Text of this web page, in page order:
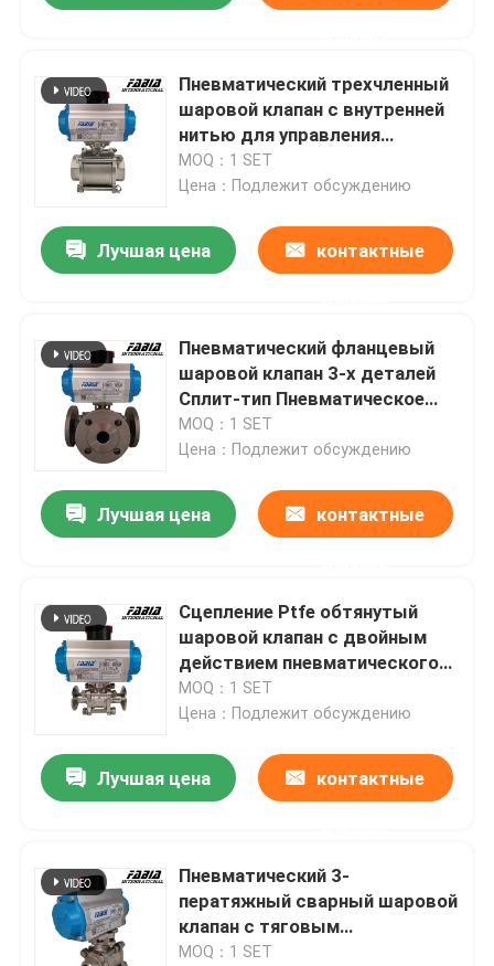
Пневматический трехчленный
шаровой клапан с внутренней
нитью для управления
трубопроводом
MOQ：1 SET
Цена：Подлежит обсуждению
Лучшая цена контактные
Пневматический фланцевый
шаровой клапан 3-х деталей
Сплит-тип Пневматическое
управление
MOQ：1 SET
Цена：Подлежит обсуждению
Лучшая цена контактные
Сцепление Ptfe обтянутый
шаровой клапан с двойным
действием пневматического
привода
MOQ：1 SET
Цена：Подлежит обсуждению
Лучшая цена контактные
Пневматический 3-
ператяжный сварный шаровой
клапан с тяговым
подшипником
MOQ：1 SET